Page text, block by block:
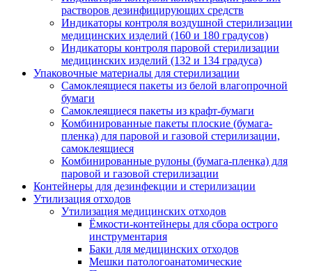
растворов дезинфицирующих средств
Индикаторы контроля воздушной стерилизации
медицинских изделий (160 и 180 градусов)
Индикаторы контроля паровой стерилизации
медицинских изделий (132 и 134 градуса)
Упаковочные материалы для стерилизации
Самоклеящиеся пакеты из белой влагопрочной
бумаги
Самоклеящиеся пакеты из крафт-бумаги
Комбинированные пакеты плоские (бумага-
пленка) для паровой и газовой стерилизации,
самоклеящиеся
Комбинированные рулоны (бумага-пленка) для
паровой и газовой стерилизации
Контейнеры для дезинфекции и стерилизации
Утилизация отходов
Утилизация медицинских отходов
Ёмкости-контейнеры для сбора острого
инструментария
Баки для медицинских отходов
Мешки патологоанатомические